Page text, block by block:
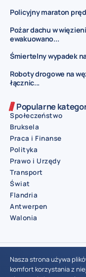
Policyjny maraton
Pożar dachu w
ewakuowano...
Śmiertelny wypadek
Roboty drogowe na
łącznic...
Popularne
Społeczeństwo
Bruksela
Praca i Finanse
Polityka
Prawo i Urzędy
Transport
Świat
Flandria
Antwerpen
Walonia
©
Nasza strona używa
komfort korzystania z